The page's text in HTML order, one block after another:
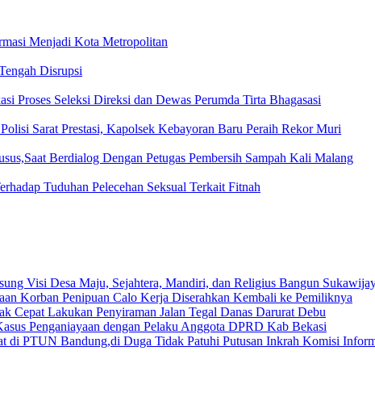
Menjadi Kota Metropolitan
Disrupsi
Proses Seleksi Direksi dan Dewas Perumda Tirta Bhagasasi
Sarat Prestasi, Kapolsek Kebayoran Baru Peraih Rekor Muri
Berdialog Dengan Petugas Pembersih Sampah Kali Malang
Tuduhan Pelecehan Seksual Terkait Fitnah
Visi Desa Maju, Sejahtera, Mandiri, dan Religius Bangun
Korban Penipuan Calo Kerja Diserahkan Kembali ke Pemiliknya
Cepat Lakukan Penyiraman Jalan Tegal Danas Darurat Debu
Penganiayaan dengan Pelaku Anggota DPRD Kab Bekasi
di PTUN Bandung,di Duga Tidak Patuhi Putusan Inkrah Komisi